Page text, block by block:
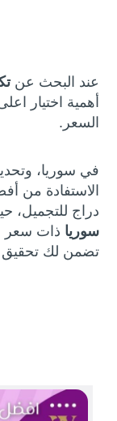
عند البحث عن
أهمية اختيار
السعر.
في سوريا،
الاستفادة من
دراج للتجميل،
سوريا ذات سعر
تضمن لك تحقيق